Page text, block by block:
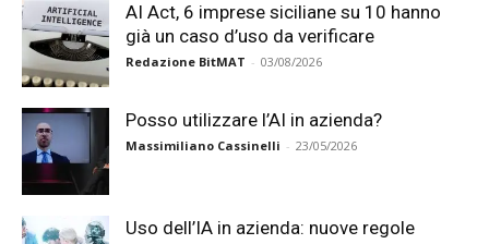
AI Act, 6 imprese siciliane su 10 hanno
già un caso d’uso da verificare
Redazione BitMAT - 03/08/2026
Posso utilizzare l’AI in azienda?
Massimiliano Cassinelli - 23/05/2026
Uso dell’IA in azienda: nuove regole